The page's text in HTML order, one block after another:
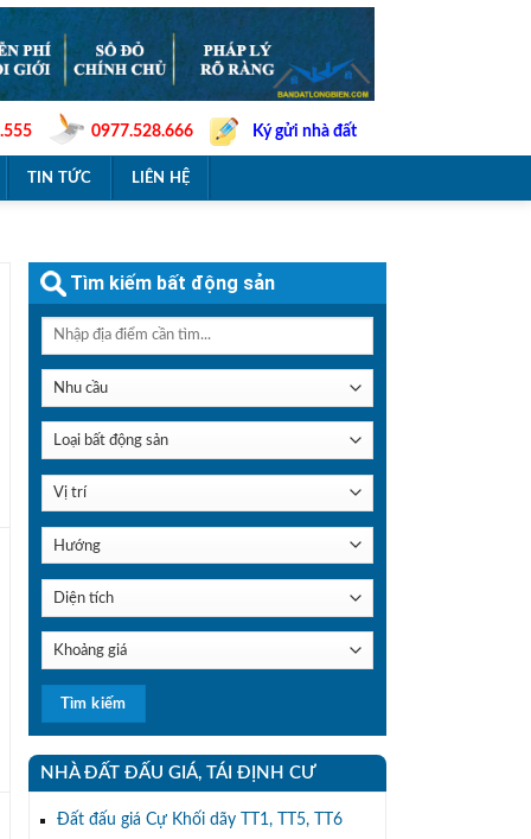
0977.528.666 Ký gửi nhà đất
TIN TỨC LIÊN HỆ
Tìm kiếm bất động sản
NHÀ ĐẤT ĐẤU GIÁ, TÁI ĐỊNH CƯ
Đất đấu giá Cự Khối dãy TT1, TT5, TT6